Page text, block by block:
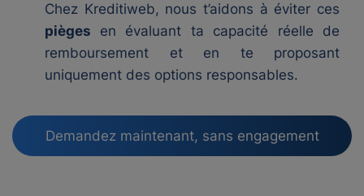
Chez Kreditiweb, nous t’aidons à éviter ces
pièges en évaluant ta capacité réelle de
remboursement et en te proposant
uniquement des options responsables.
Demandez maintenant, sans engagement